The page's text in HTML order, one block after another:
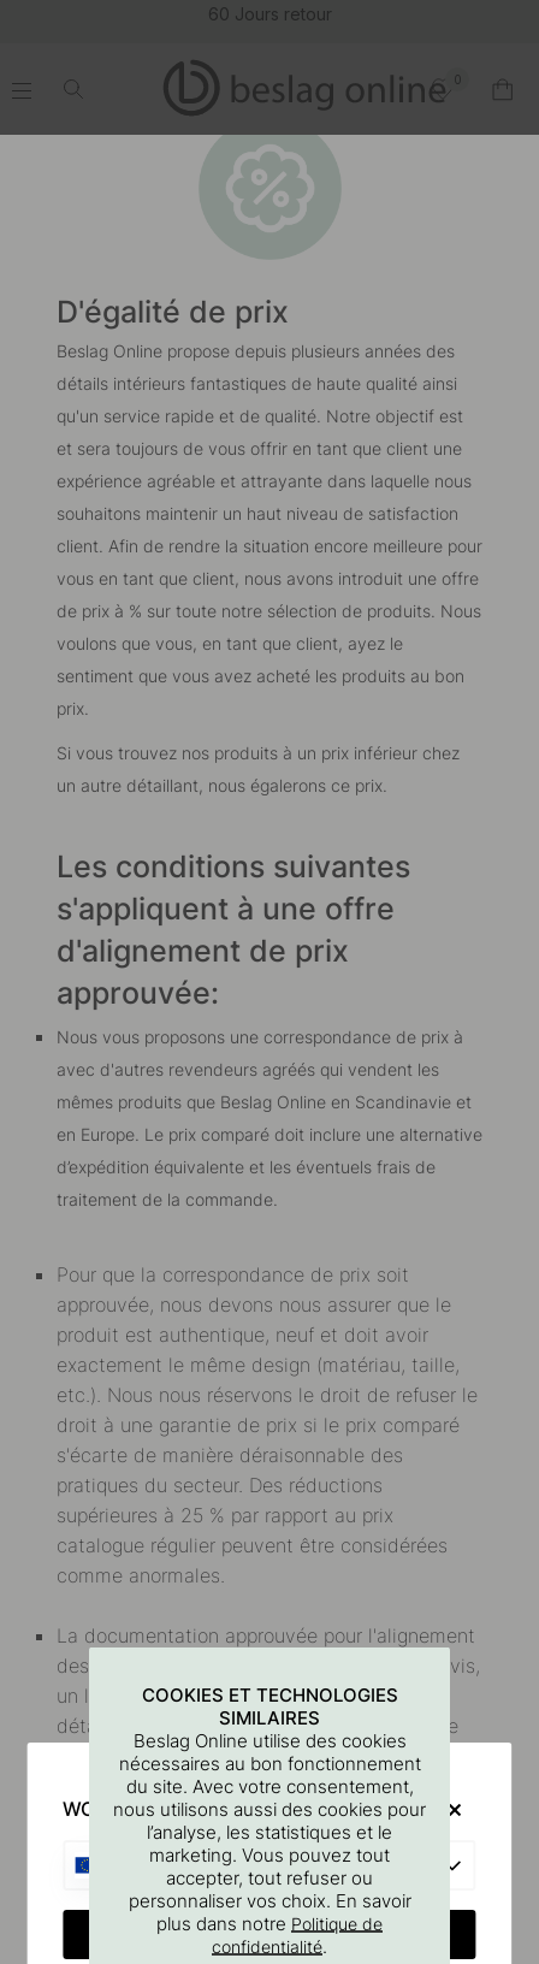
WOULD YOU RATHER VISIT?
CHANGE COUNTRY
60 Jours retour
.
0
.
D'égalité de prix
Beslag Online propose depuis plusieurs années des
détails intérieurs fantastiques de haute qualité ainsi
qu'un service rapide et de qualité. Notre objectif est
et sera toujours de vous offrir en tant que client une
expérience agréable et attrayante dans laquelle nous
souhaitons maintenir un haut niveau de satisfaction
client. Afin de rendre la situation encore meilleure pour
vous en tant que client, nous avons introduit une offre
de prix à % sur toute notre sélection de produits. Nous
voulons que vous, en tant que client, ayez le
sentiment que vous avez acheté les produits au bon
prix.
Si vous trouvez nos produits à un prix inférieur chez
un autre détaillant, nous égalerons ce prix.
Les conditions suivantes
s'appliquent à une offre
d'alignement de prix
approuvée:
Nous vous proposons une correspondance de prix à
avec d'autres revendeurs agréés qui vendent les
mêmes produits que Beslag Online en Scandinavie et
en Europe. Le prix comparé doit inclure une alternative
d’expédition équivalente et les éventuels frais de
traitement de la commande.
Pour que la correspondance de prix soit
approuvée, nous devons nous assurer que le
produit est authentique, neuf et doit avoir
exactement le même design (matériau, taille,
etc.). Nous nous réservons le droit de refuser le
droit à une garantie de prix si le prix comparé
s'écarte de manière déraisonnable des
pratiques du secteur. Des réductions
supérieures à 25 % par rapport au prix
catalogue régulier peuvent être considérées
comme anormales.
La documentation approuvée pour l'alignement
des prix peut être une documentation de devis,
un lien direct vers le site Web d'un autre
détaillant ou un e-mail original dans lequel le
prix ou l'offre est clairement indiqué.
N'oubliez pas que vous devez nous contacter
avant d'effectuer votre achat. Notre garantie
de prix ne s'applique pas aux commandes déjà
effectuées.
COOKIES ET TECHNOLOGIES
SIMILAIRES
Beslag Online utilise des cookies
nécessaires au bon fonctionnement
du site. Avec votre consentement,
nous utilisons aussi des cookies pour
l’analyse, les statistiques et le
marketing. Vous pouvez tout
accepter, tout refuser ou
personnaliser vos choix. En savoir
plus dans notre Politique de
confidentialité.